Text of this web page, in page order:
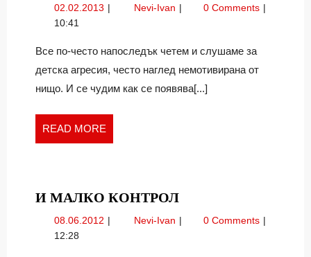
02.02.2013 02.02.2013Nevi-Ivan Пътищата0 Comments
10:41
Все по-често напоследък четем и слушаме за
детска агресия, често наглед немотивирана от
нищо. И се чудим как се появява[...]
READ MORE
MORE
И МАЛКО КОНТРОЛИ
МАЛКО
КОНТРОЛ
08.06.2012 08.06.2012Nevi-Ivan И
0 Comments
12:28